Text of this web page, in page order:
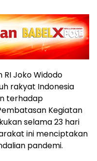
RI Joko Widodo
rakyat Indonesia
terhadap
Kegiatan
selama 23 hari
ini menciptakan
pandemi.